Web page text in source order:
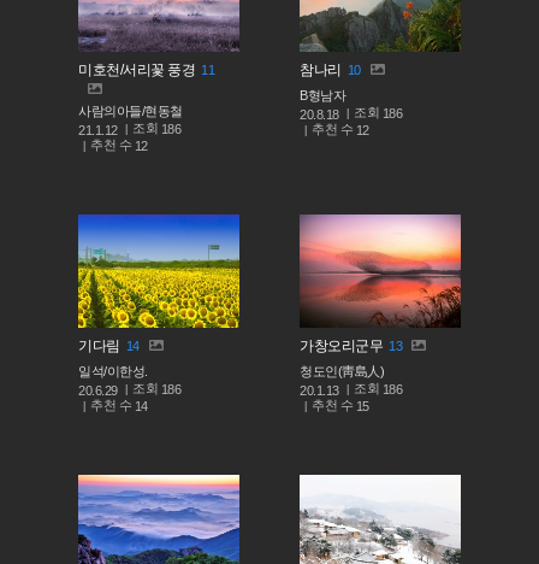
미호천/서리꽃 풍경 11
사람의아들/현동철
21.1.12
조회 186
추천 수 12
참나리 10
B형남자
20.8.18
조회 186
추천 수 12
기다림 14
일석/이한성.
20.6.29
조회 186
추천 수 14
가창오리군무 13
청도인(靑島人)
20.1.13
조회 186
추천 수 15